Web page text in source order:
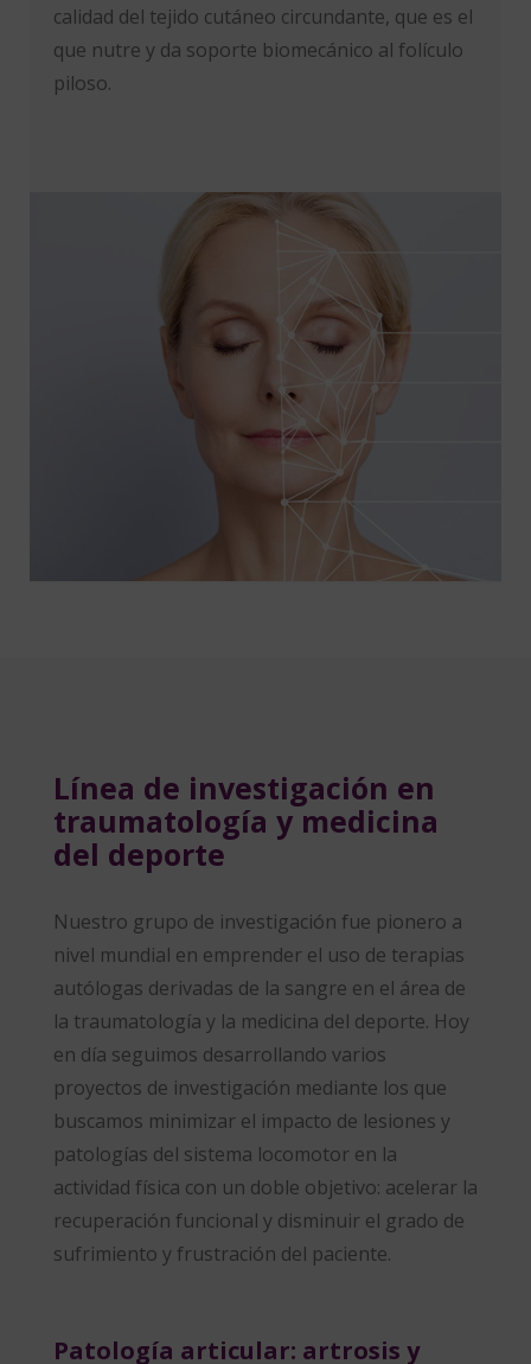
calidad del tejido cutáneo circundante, que es el
que nutre y da soporte biomecánico al folículo
piloso.
Línea de investigación en
traumatología y medicina
del deporte
Nuestro grupo de investigación fue pionero a
nivel mundial en emprender el uso de terapias
autólogas derivadas de la sangre en el área de
la traumatología y la medicina del deporte. Hoy
en día seguimos desarrollando varios
proyectos de investigación mediante los que
buscamos minimizar el impacto de lesiones y
patologías del sistema locomotor en la
actividad física con un doble objetivo: acelerar la
recuperación funcional y disminuir el grado de
sufrimiento y frustración del paciente.
Patología articular: artrosis y